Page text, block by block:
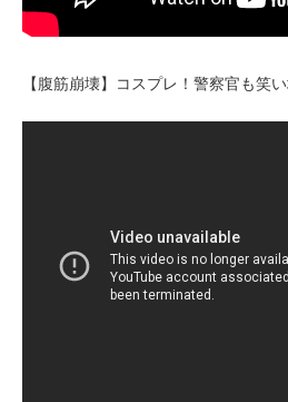
【腹筋崩壊】コスプレ！警察官も笑